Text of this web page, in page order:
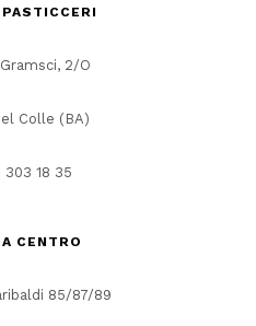
2/O
Colle (BA)
303 18 35
CENTRO
85/87/89